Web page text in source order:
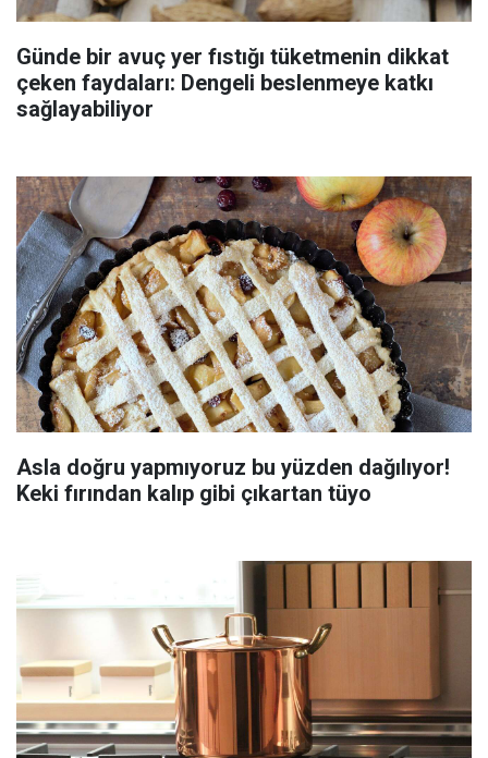
Günde bir avuç yer fıstığı tüketmenin dikkat
çeken faydaları: Dengeli beslenmeye katkı
sağlayabiliyor
Asla doğru yapmıyoruz bu yüzden dağılıyor!
Keki fırından kalıp gibi çıkartan tüyo